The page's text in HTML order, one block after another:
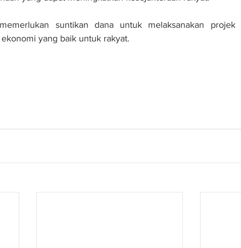
suntikan dana untuk melaksanakan projek
yang baik untuk rakyat.